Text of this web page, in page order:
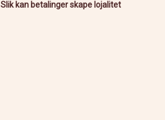
Slik kan betalinger skape lojalitet